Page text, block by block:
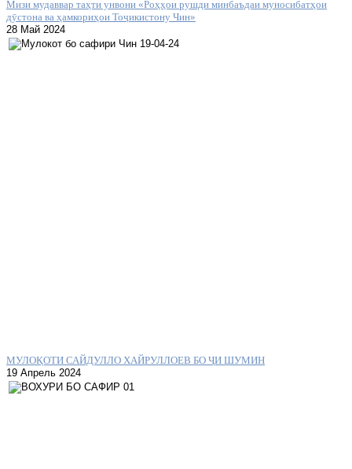
Мизи мудаввар таҳти унвони «Роҳҳои рушди минбаъдаи муносибатҳои
дӯстона ва ҳамкориҳои Тоҷикистону Чин»
28 Май 2024
МУЛОҚОТИ САЙДУЛЛО ХАЙРУЛЛОЕВ БО ҶИ ШУМИН
19 Апрель 2024